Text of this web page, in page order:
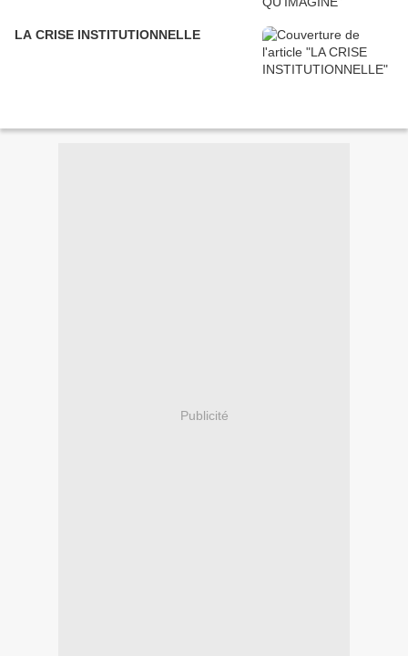
LA CRISE INSTITUTIONNELLE
Publicité